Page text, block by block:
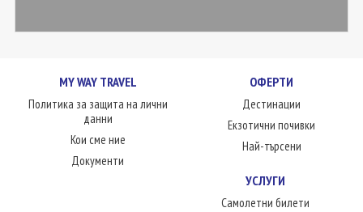
MY WAY TRAVEL
Политика за защита на лични
данни
Кои сме ние
Документи
ОФЕРТИ
Дестинации
Екзотични почивки
Най-търсени
УСЛУГИ
Самолетни билети